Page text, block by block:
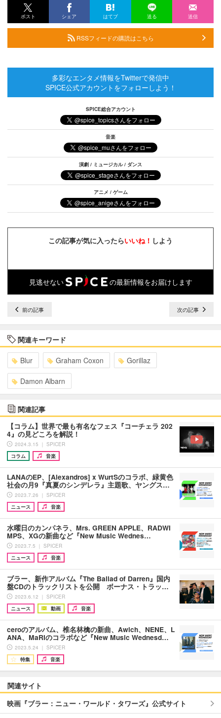
ポスト シェア はてブ 送る 送信
RSSフィードの購読はこちら
多彩なエンタメ情報をTwitterで発信中
SPICE公式アカウントをフォローしよう！
SPICE総合アカウント
音楽
演劇 / ミュージカル / ダンス
アニメ / ゲーム
この記事が気に入ったらいいね！ しよう
見逃せない の最新情報をお届けします
前の記事 次の記事
関連キーワード
Blur Graham Coxon Gorillaz
Damon Albarn
関連記事
【コラム】世界で最も有名なフェス『コーチェラ 202
4』の見どころを解説！
2024.3.15 ｜ SPICER
コラム
音楽
LANAのEP、[Alexandros] x WurtSのコラボ、緑黄色
社会の月9『真夏のシンデレラ』主題歌、ヤングス…
2023.7.26 ｜ SPICER
ニュース
音楽
水曜日のカンパネラ、Mrs. GREEN APPLE、RADWI
MPS、XGの新曲など『New Music Wednes…
2023.7.5 ｜ SPICER
ニュース
音楽
ブラー、新作アルバム『The Ballad of Darren』国内
盤CDのトラックリストを公開 ボーナス・トラッ…
2023.6.12 ｜ SPICER
ニュース
動画 音楽
ceroのアルバム、椎名林檎の新曲、Awich、NENE、L
ANA、MaRIのコラボなど『New Music Wednesd…
2023.5.24 ｜ SPICER
特集
音楽
関連サイト
映画『ブラー：ニュー・ワールド・タワーズ』公式サイト